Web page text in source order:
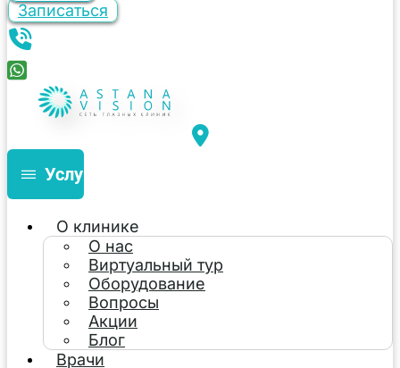
Записаться
Услуги
О клинике
О нас
Виртуальный тур
Оборудование
Вопросы
Акции
Блог
Врачи